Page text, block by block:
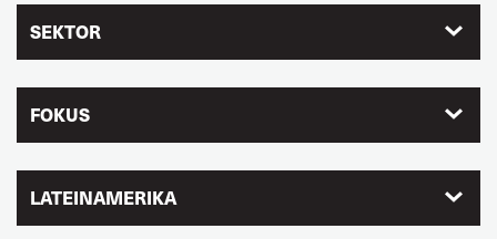
SEKTOR
FOKUS
LATEINAMERIKA